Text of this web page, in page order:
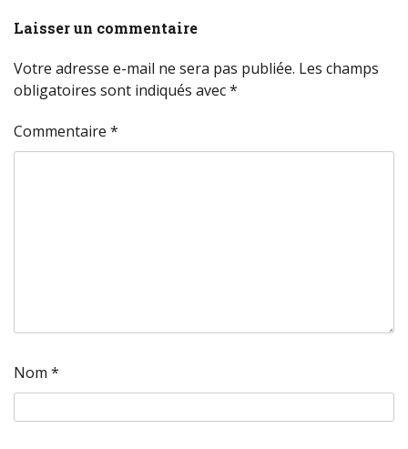
Laisser un commentaire
Votre adresse e-mail ne sera pas publiée. Les champs
obligatoires sont indiqués avec*
Commentaire *
Nom *